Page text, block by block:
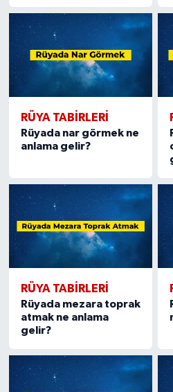
RÜYA TABIRLERI
Rüyada nar görmek ne
anlama gelir?
RÜYA TABIRLERI
Rüyada mezara toprak
atmak ne anlama
gelir?